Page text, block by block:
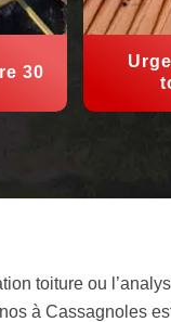
30
toiture ou
à Cassagnoles